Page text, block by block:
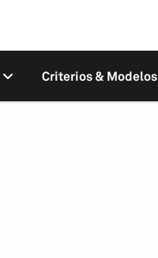
Criterios & Modelos